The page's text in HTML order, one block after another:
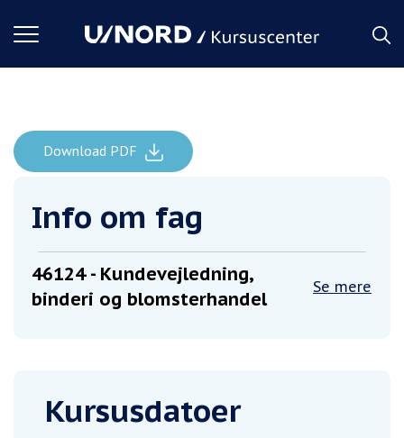
Toggle
Forside Kundevejledning, binderi og blomsterhandel
Download PDF
Info om fag
46124- Kundevejledning,
binderi og blomsterhandel
Se mere
Kursusdatoer